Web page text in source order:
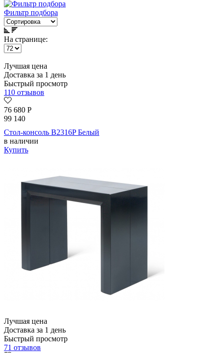
Фильтр подбора
На странице:
Лучшая цена
Доставка за 1 день
Быстрый просмотр
110 отзывов
76 680 Р
99 140
Стол-консоль B2316P Белый
в наличии
Купить
Лучшая цена
Доставка за 1 день
Быстрый просмотр
71 отзывов